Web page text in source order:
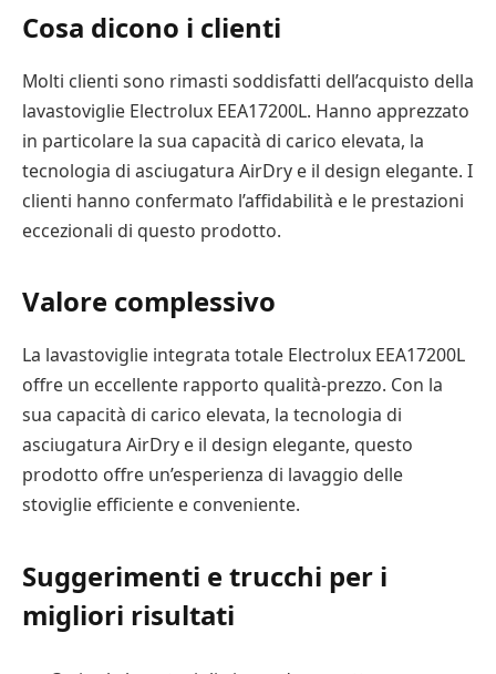
Cosa dicono i clienti
Molti clienti sono rimasti soddisfatti dell’acquisto della
lavastoviglie Electrolux EEA17200L. Hanno apprezzato
in particolare la sua capacità di carico elevata, la
tecnologia di asciugatura AirDry e il design elegante. I
clienti hanno confermato l’affidabilità e le prestazioni
eccezionali di questo prodotto.
Valore complessivo
La lavastoviglie integrata totale Electrolux EEA17200L
offre un eccellente rapporto qualità-prezzo. Con la
sua capacità di carico elevata, la tecnologia di
asciugatura AirDry e il design elegante, questo
prodotto offre un’esperienza di lavaggio delle
stoviglie efficiente e conveniente.
Suggerimenti e trucchi per i
migliori risultati